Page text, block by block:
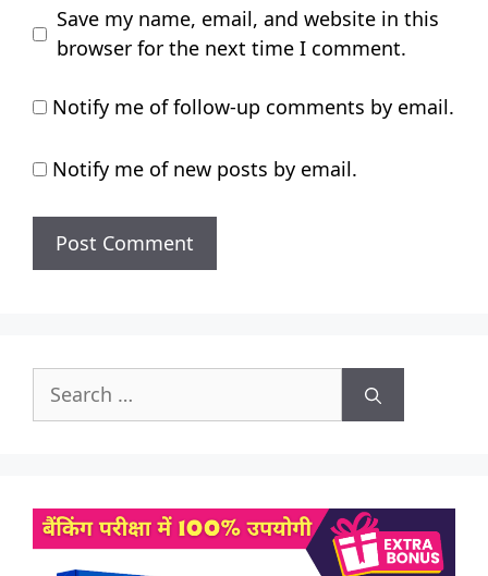
Save my name, email, and website in this
browser for the next time I comment.
Notify me of follow-up comments by email.
Notify me of new posts by email.
for: